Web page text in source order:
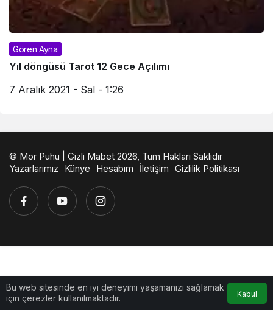
Gören Ayna
Yıl döngüsü Tarot 12 Gece Açılımı
7 Aralık 2021 - Sal - 1:26
Bu web sitesinde en iyi deneyimi yaşamanızı sağlamak
için çerezler kullanılmaktadır.
Kabul
© Mor Puhu | Gizli Mabet 2026, Tüm Hakları Saklıdır
Yazarlarımız
Künye Hesabım İletişim Gizlilik Politikası